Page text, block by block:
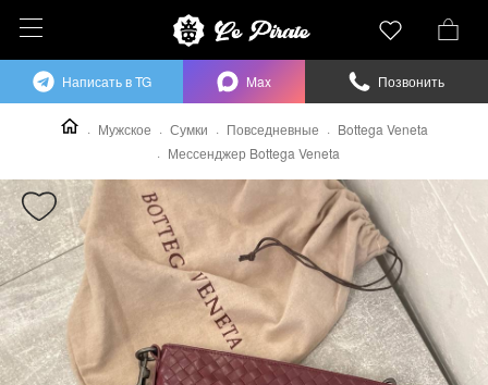
Мужское Сумки Повседневные
Bottega Veneta
Мессенджер Bottega Veneta
Написать в TG Max Позвонить